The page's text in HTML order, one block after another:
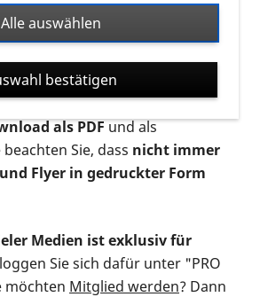
Formatfilter, um ausschließlich
Audios oder Videos zu
Flyer und Broschüren werden in
angeboten: zur
als gedruckte Variante
als PDFund als
beachten Sie, dass nicht immer
Flyer in gedruckter Form
Medien ist exklusiv für
Sie sich dafür unter "PRO
möchten Mitglied werden? Dann
Alle auswählen
bestätigen